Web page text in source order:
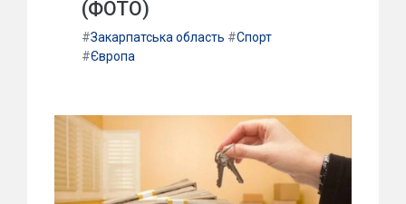
(ФОТО)
#Закарпатська область #Спорт
#Європа